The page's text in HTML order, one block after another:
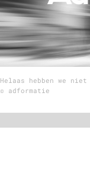
Menu
Home
9 sept: GenAI-
12 nov:
Adverteren
Helaas hebben we
© adformatie